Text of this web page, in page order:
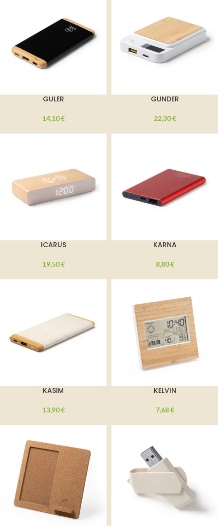
GULER
14,10€
GUNDER
22,30€
ICARUS
19,50€
KARNA
8,80€
KASIM
13,90€
KELVIN
7,68€